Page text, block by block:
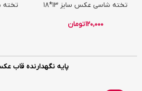
تخته شاسی عکس سایز 13*18
120,000تومان
تخته
پایه نگهدارنده قاب